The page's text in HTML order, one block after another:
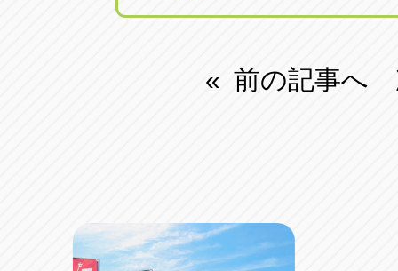
« 前の記事へ